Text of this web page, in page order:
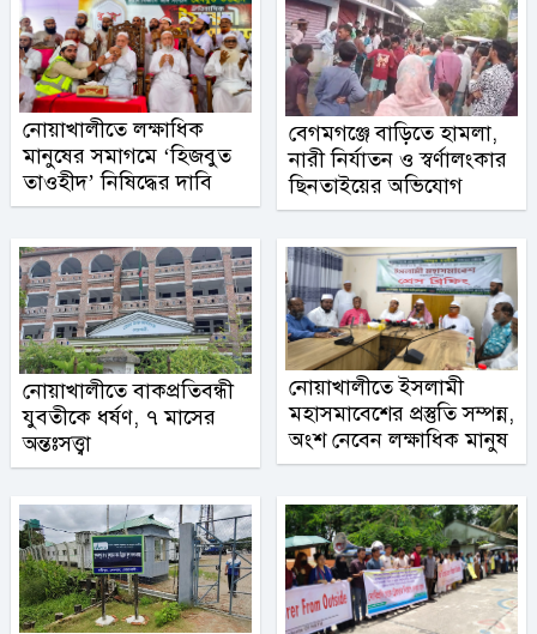
নোয়াখালীতে লক্ষাধিক
মানুষের সমাগমে ‘হিজবুত
তাওহীদ’ নিষিদ্ধের দাবি
বেগমগঞ্জে বাড়িতে হামলা,
নারী নির্যাতন ও স্বর্ণালংকার
ছিনতাইয়ের অভিযোগ
নোয়াখালীতে বাকপ্রতিবন্ধী
যুবতীকে ধর্ষণ, ৭ মাসের
অন্তঃসত্ত্বা
নোয়াখালীতে ইসলামী
মহাসমাবেশের প্রস্তুতি সম্পন্ন,
অংশ নেবেন লক্ষাধিক মানুষ